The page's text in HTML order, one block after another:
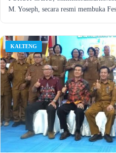
M. Yoseph, secara resmi membuka
KALTENG